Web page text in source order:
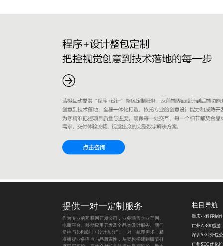
提供一对一定制服务
作为专业的互联网开发公司，业务涵盖企业官网、
电商平台、移动应用开发及全品类设计服务。我们
坚持 “技术赋能 + 设计加分”，一对一梳理需求，精
准捕捉业务痛点与品牌调性，从架构搭建到细节打
栏目导航
深圳SEO外包
广州SEO优化